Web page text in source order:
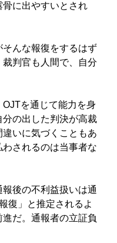
に出やすいとされ
んな報復をするはず
判官も人間で、自分
を通じて能力を身
の出した判決が高裁
いに気づくこともあ
されるのは当事者な
後の不利益扱いは通
復」と推定されるよ
だ。通報者の立証負